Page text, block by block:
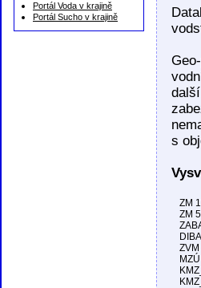
Portál Voda v krajině
Portál Sucho v krajině
s
ZM
ZM